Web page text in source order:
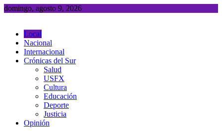
Saltar
domingo, agosto 9, 2026
Local
Nacional
Internacional
Crónicas del Sur
Salud
USFX
Cultura
Educación
Deporte
Justicia
Opinión